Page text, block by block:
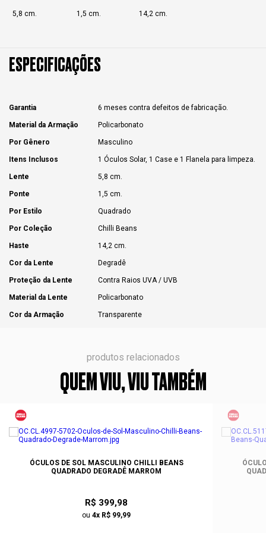
5,8 cm. 1,5 cm. 14,2 cm.
ESPECIFICAÇÕES
Garantia 6 meses contra defeitos de fabricação.
Material da Armação Policarbonato
Por Gênero Masculino
Itens Inclusos 1 Óculos Solar, 1 Case e 1 Flanela para limpeza.
Lente 5,8 cm.
Ponte 1,5 cm.
Por Estilo Quadrado
Por Coleção Chilli Beans
Haste 14,2 cm.
Cor da Lente Degradê
Proteção da Lente Contra Raios UVA / UVB
Material da Lente Policarbonato
Cor da Armação Transparente
produtos relacionados
QUEM VIU, VIU TAMBÉM
ÓCULOS DE SOL MASCULINO CHILLI BEANS
QUADRADO DEGRADÊ MARROM
R$ 399,98
ou 4x R$ 99,99